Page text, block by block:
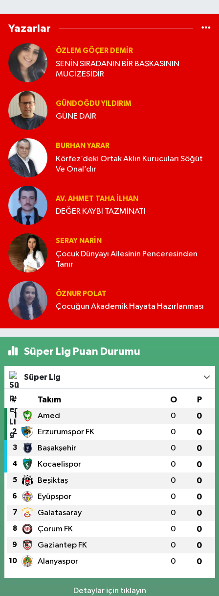
Yazarlar
ÖZLEM GÖÇER DEMİR
SENİN SIRADANIN BİR BAŞKASININ
MUCİZESİDİR
GÜNDOĞDU YILDIRIM
GÜNE DAİR
BURHAN YARAR
Körfez’deki Ortak Aklın Kurucuları Söğüt
Ve Önal’dır
AV. AHMET TAHA İLHAN
DEĞER KAYBI TAZMİNATI
SERAY NARİN
Çocuk Dünyayı Ailesinin Penceresinden
Tanır
ÖZNUR POLAT
Çocuğun Akademik Hayata Hazırlanması
Süper Lig Puan Durumu
Süper Lig
# Takım O P
1 Amed 0 0
2 Erzurumspor FK 0 0
3 Başakşehir 0 0
4 Kocaelispor 0 0
5 Beşiktaş 0 0
6 Eyüpspor 0 0
7 Galatasaray 0 0
8 Çorum FK 0 0
9 Gaziantep FK 0 0
10 Alanyaspor 0 0
Detaylar için tıklayın